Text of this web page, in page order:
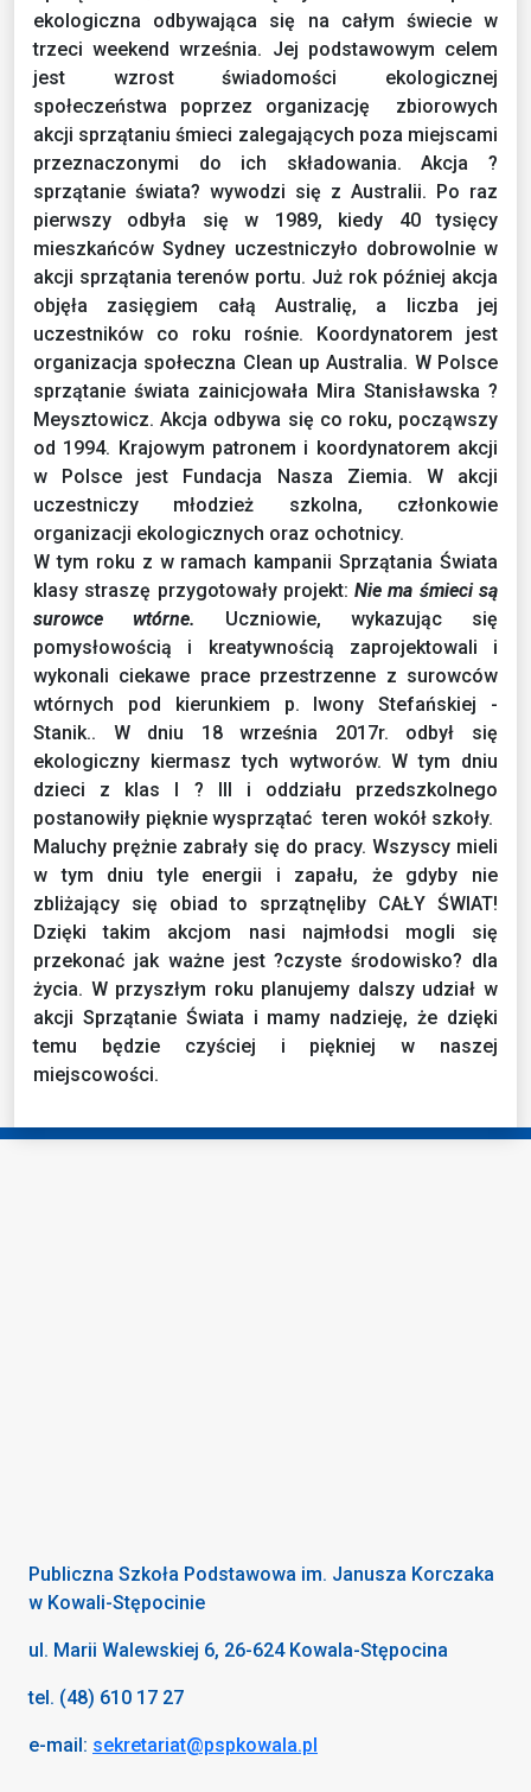
ekologiczna odbywająca się na całym świecie w
trzeci weekend września. Jej podstawowym celem
jest wzrost świadomości ekologicznej
społeczeństwa poprzez organizację zbiorowych
akcji sprzątaniu śmieci zalegających poza miejscami
przeznaczonymi do ich składowania. Akcja ?
sprzątanie świata? wywodzi się z Australii. Po raz
pierwszy odbyła się w 1989, kiedy 40 tysięcy
mieszkańców Sydney uczestniczyło dobrowolnie w
akcji sprzątania terenów portu. Już rok później akcja
objęła zasięgiem całą Australię, a liczba jej
uczestników co roku rośnie. Koordynatorem jest
organizacja społeczna Clean up Australia. W Polsce
sprzątanie świata zainicjowała Mira Stanisławska ?
Meysztowicz. Akcja odbywa się co roku, począwszy
od 1994. Krajowym patronem i koordynatorem akcji
w Polsce jest Fundacja Nasza Ziemia. W akcji
uczestniczy młodzież szkolna, członkowie
organizacji ekologicznych oraz ochotnicy.
W tym roku z w ramach kampanii Sprzątania Świata
klasy straszę przygotowały projekt:Nie ma śmieci są
surowce wtórne.
Uczniowie, wykazując się
pomysłowością i kreatywnością zaprojektowali i
wykonali ciekawe prace przestrzenne z surowców
wtórnych pod kierunkiem p. Iwony Stefańskiej -
Stanik.. Wdniu 18 września 2017r. odbył się
ekologiczny kiermasz tych wytworów. W tym dniu
dzieci z klas I ? III i oddziału przedszkolnego
postanowiły pięknie wysprzątać teren wokół szkoły.
Maluchy prężnie zabrały się do pracy. Wszyscy mieli
w tym dniu tyle energii i zapału, że gdyby nie
zbliżający się obiad to sprzątnęliby CAŁY ŚWIAT!
Dzięki takim akcjom nasi najmłodsi mogli się
przekonać jak ważne jest ?czyste środowisko? dla
życia. W przyszłym roku planujemy dalszy udział w
akcji Sprzątanie Świata i mamy nadzieję, że dzięki
temu będzie czyściej i piękniej w naszej
miejscowości.
Publiczna Szkoła Podstawowa im. Janusza Korczaka
w Kowali-Stępocinie
ul. Marii Walewskiej 6, 26-624 Kowala-Stępocina
tel. (48) 610 17 27
e-mail: sekretariat@pspkowala.pl